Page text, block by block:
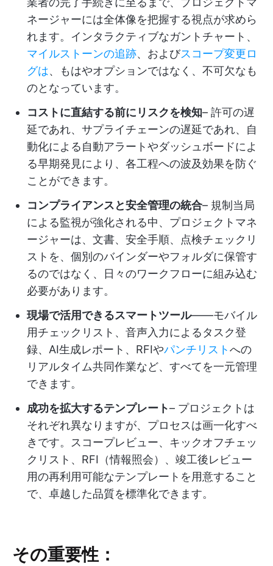
ネージャーには全体像を把握する視点が求めら
れます。インタラクティブなガントチャート、
マイルストーンの追跡、およびスコープ変更ロ
グは、もはやオプションではなく、不可欠なも
のとなっています。
コストに直結する前にリスクを検知– 許可の遅
延であれ、サプライチェーンの遅延であれ、自
動化による自動アラートやダッシュボードによ
る早期発見により、各工程への波及効果を防ぐ
ことができます。
コンプライアンスと安全管理の統合– 規制当局
による監視が強化される中、プロジェクトマネ
ージャーは、文書、安全手順、点検チェックリ
ストを、個別のバインダーやフォルダに保管す
るのではなく、日々のワークフローに組み込む
必要があります。
現場で活用できるスマートツール――モバイル
用チェックリスト、音声入力によるタスク登
録、AI生成レポート、RFIやパンチリストへの
リアルタイム共同作業など、すべてを一元管理
できます。
成功を拡大するテンプレート– プロジェクトは
それぞれ異なりますが、プロセスは画一化すべ
きです。スコープレビュー、キックオフチェッ
クリスト、RFI（情報照会）、竣工後レビュー
用の再利用可能なテンプレートを用意すること
で、卓越した品質を標準化できます。
その重要性：